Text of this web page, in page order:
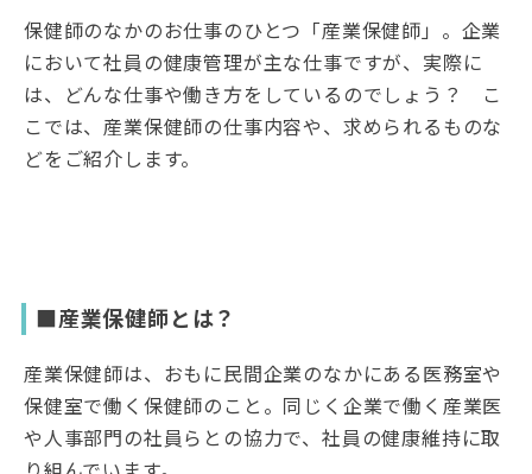
保健師のなかのお仕事のひとつ「産業保健師」。企業
において社員の健康管理が主な仕事ですが、実際に
は、どんな仕事や働き方をしているのでしょう？ こ
こでは、産業保健師の仕事内容や、求められるものな
どをご紹介します。
■産業保健師とは？
産業保健師は、おもに民間企業のなかにある医務室や
保健室で働く保健師のこと。同じく企業で働く産業医
や人事部門の社員らとの協力で、社員の健康維持に取